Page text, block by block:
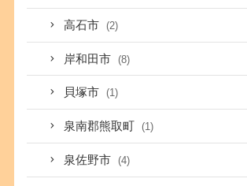
高石市 (2)
岸和田市 (8)
貝塚市 (1)
泉南郡熊取町 (1)
泉佐野市 (4)